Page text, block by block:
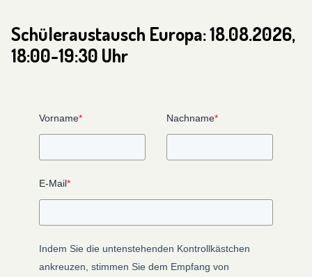
Schüleraustausch Europa: 18.08.2026,
18:00-19:30 Uhr
Vorname* Nachname*
E-Mail*
Indem Sie die untenstehenden Kontrollkästchen
ankreuzen, stimmen Sie dem Empfang von